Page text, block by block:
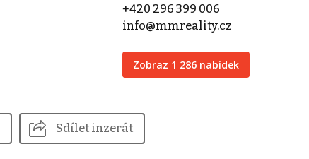
+420 296 399 006
info@mmreality.cz
Zobraz 1 286 nabídek
Sdílet inzerát